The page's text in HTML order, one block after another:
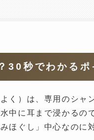
30秒でわかるポ
く）は、専用のシャ
中に耳まで浸かるの
ほぐし」中心なのに